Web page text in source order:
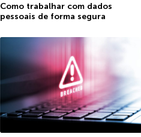
Como trabalhar com dados
pessoais de forma segura